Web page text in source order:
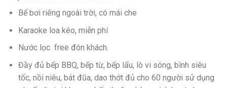
Bể bơi riêng ngoài trời, có mái che
Karaoke loa kéo, miễn phí
Nước lọc free đón khách.
Đầy đủ bếp BBQ, bếp từ, bếp lẩu, lò vi sóng, bình siêu
tốc, nồi niêu, bát đũa, dao thớt đủ cho 60 người sử dụng